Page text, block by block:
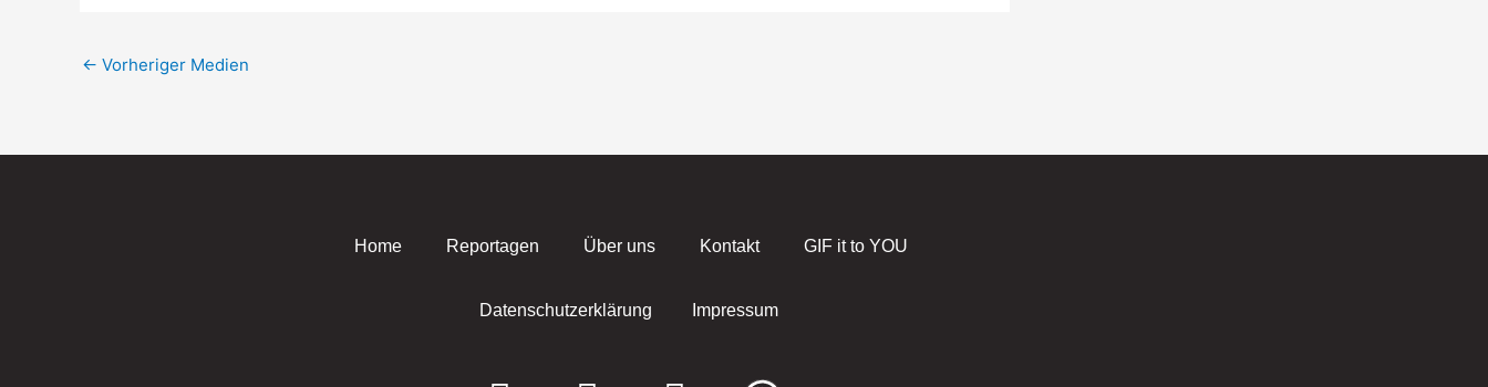
← Vorheriger Medien
Home Reportagen Über uns Kontakt GIF it to YOU
Datenschutzerklärung Impressum